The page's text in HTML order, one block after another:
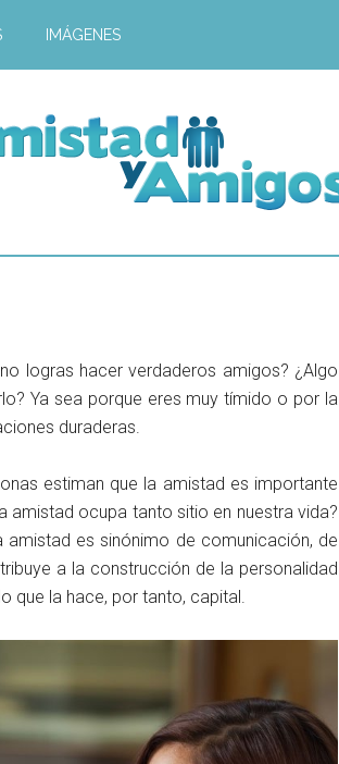
IMÁGENES
logras hacer verdaderos amigos? ¿Algo
Ya sea porque eres muy tímido o por la
duraderas.
estiman que la amistad es importante
amistad ocupa tanto sitio en nuestra vida?
es sinónimo de comunicación, de
a la construcción de la personalidad
que la hace, por tanto, capital.